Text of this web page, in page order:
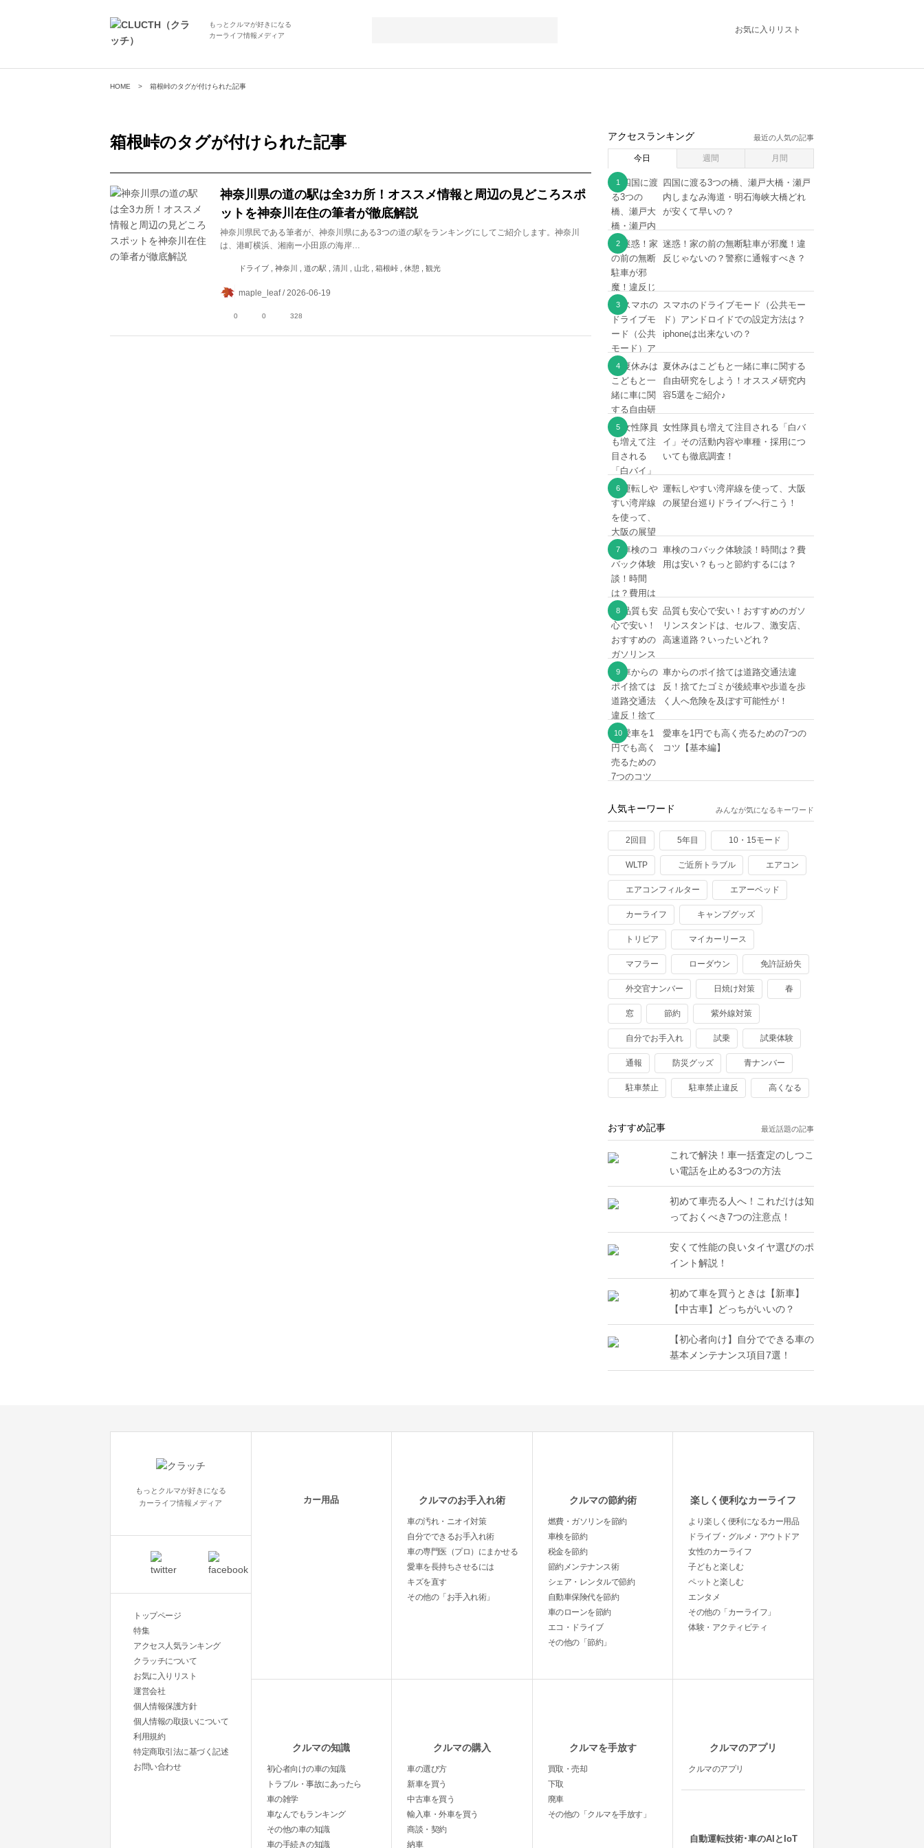
もっとクルマが好きになる
カーライフ情報メディア
お気に入りリスト
HOME 箱根峠のタグが付けられた記事
箱根峠のタグが付けられた記事
神奈川県の道の駅は全3カ所！オススメ情報と周辺の見どころスポ
ットを神奈川在住の筆者が徹底解説
神奈川県民である筆者が、神奈川県にある3つの道の駅をランキングにしてご紹介します。神奈川
は、港町横浜、湘南ー小田原の海岸…
ドライブ , 神奈川 , 道の駅 , 清川 , 山北 , 箱根峠 , 休憩 , 観光
maple_leaf / 2026-06-19
0 0 328
アクセスランキング 最近の人気の記事
今日 週間 月間
四国に渡る3つの橋、瀬戸大橋・瀬戸
内しまなみ海道・明石海峡大橋どれ
が安くて早いの？
迷惑！家の前の無断駐車が邪魔！違
反じゃないの？警察に通報すべき？
スマホのドライブモード（公共モー
ド）アンドロイドでの設定方法は？
iphoneは出来ないの？
夏休みはこどもと一緒に車に関する
自由研究をしよう！オススメ研究内
容5選をご紹介♪
女性隊員も増えて注目される「白バ
イ」その活動内容や車種・採用につ
いても徹底調査！
運転しやすい湾岸線を使って、大阪
の展望台巡りドライブへ行こう！
車検のコバック体験談！時間は？費
用は安い？もっと節約するには？
品質も安心で安い！おすすめのガソ
リンスタンドは、セルフ、激安店、
高速道路？いったいどれ？
車からのポイ捨ては道路交通法違
反！捨てたゴミが後続車や歩道を歩
く人へ危険を及ぼす可能性が！
愛車を1円でも高く売るための7つの
コツ【基本編】
人気キーワード みんなが気になるキーワード
2回目 5年目 10・15モード
WLTP ご近所トラブル エアコン
エアコンフィルター エアーベッド
カーライフ キャンプグッズ
トリビア マイカーリース
マフラー ローダウン 免許証紛失
外交官ナンバー 日焼け対策 春
窓 節約 紫外線対策
自分でお手入れ 試乗 試乗体験
通報 防災グッズ 青ナンバー
駐車禁止 駐車禁止違反 高くなる
おすすめ記事 最近話題の記事
これで解決！車一括査定のしつこ
い電話を止める3つの方法
初めて車売る人へ！これだけは知
っておくべき7つの注意点！
安くて性能の良いタイヤ選びのポ
イント解説！
初めて車を買うときは【新車】
【中古車】どっちがいいの？
【初心者向け】自分でできる車の
基本メンテナンス項目7選！
もっとクルマが好きになる
カーライフ情報メディア
トップページ
特集
アクセス人気ランキング
クラッチについて
お気に入りリスト
運営会社
個人情報保護方針
個人情報の取扱いについて
利用規約
特定商取引法に基づく記述
お問い合わせ
カー用品 クルマのお手入れ術
車の汚れ・ニオイ対策
自分でできるお手入れ術
車の専門医（プロ）にまかせる
愛車を長持ちさせるには
キズを直す
その他の「お手入れ術」
クルマの節約術
燃費・ガソリンを節約
車検を節約
税金を節約
節約メンテナンス術
シェア・レンタルで節約
自動車保険代を節約
車のローンを節約
エコ・ドライブ
その他の「節約」
楽しく便利なカーライフ
より楽しく便利になるカー用品
ドライブ・グルメ・アウトドア
女性のカーライフ
子どもと楽しむ
ペットと楽しむ
エンタメ
その他の「カーライフ」
体験・アクティビティ
クルマの知識
初心者向けの車の知識
トラブル・事故にあったら
車の雑学
車なんでもランキング
その他の車の知識
車の手続きの知識
クルマの購入
車の選び方
新車を買う
中古車を買う
輸入車・外車を買う
商談・契約
納車
クルマを手放す
買取・売却
下取
廃車
その他の「クルマを手放す」
クルマのアプリ
クルマのアプリ
自動運転技術･車のAIとIoT